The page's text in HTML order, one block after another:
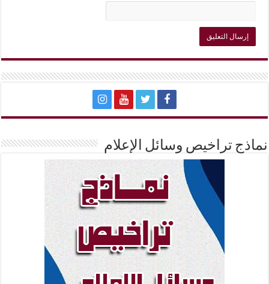
نماذج تراخيص وسائل الإعلام